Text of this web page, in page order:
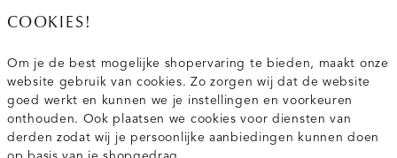
Service
Wij zijn Costes
COOKIES!
Om je de best mogelijke shopervaring te bieden, maakt onze
website gebruik van cookies. Zo zorgen wij dat de website
goed werkt en kunnen we je instellingen en voorkeuren
onthouden. Ook plaatsen we cookies voor diensten van
derden zodat wij je persoonlijke aanbiedingen kunnen doen